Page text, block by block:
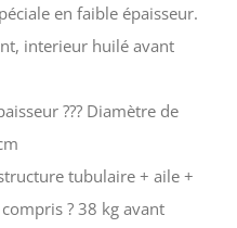
en faible épaisseur.
interieur huilé avant
??? Diamètre de
tubulaire + aile +
? 38 kg avant